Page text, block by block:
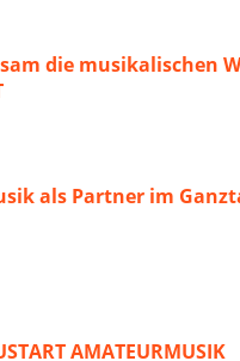
die musikalischen
als Partner im
AMATEURMUSIK